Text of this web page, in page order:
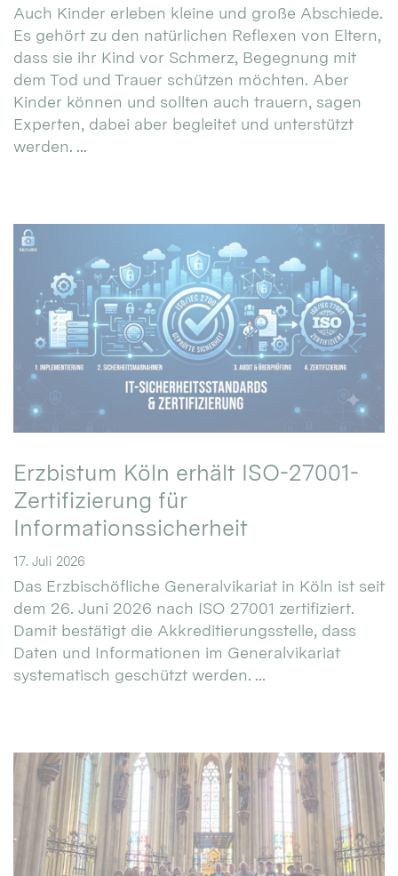
Auch Kinder erleben kleine und große Abschiede.
Es gehört zu den natürlichen Reflexen von Eltern,
dass sie ihr Kind vor Schmerz, Begegnung mit
dem Tod und Trauer schützen möchten. Aber
Kinder können und sollten auch trauern, sagen
Experten, dabei aber begleitet und unterstützt
werden. ...
Erzbistum Köln erhält ISO-27001-
Zertifizierung für
Informationssicherheit
17. Juli 2026
Das Erzbischöfliche Generalvikariat in Köln ist seit
dem 26. Juni 2026 nach ISO 27001 zertifiziert.
Damit bestätigt die Akkreditierungsstelle, dass
Daten und Informationen im Generalvikariat
systematisch geschützt werden. ...